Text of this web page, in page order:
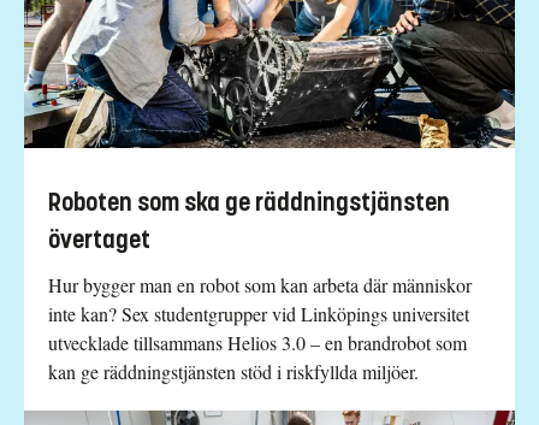
Roboten som ska ge räddningstjänsten
övertaget
Hur bygger man en robot som kan arbeta där människor
inte kan? Sex studentgrupper vid Linköpings universitet
utvecklade tillsammans Helios 3.0 – en brandrobot som
kan ge räddningstjänsten stöd i riskfyllda miljöer.